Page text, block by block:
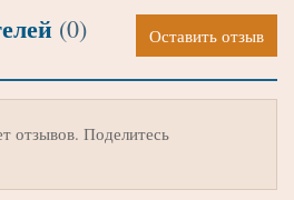
(0) Оставить отзыв
отзывов. Поделитесь